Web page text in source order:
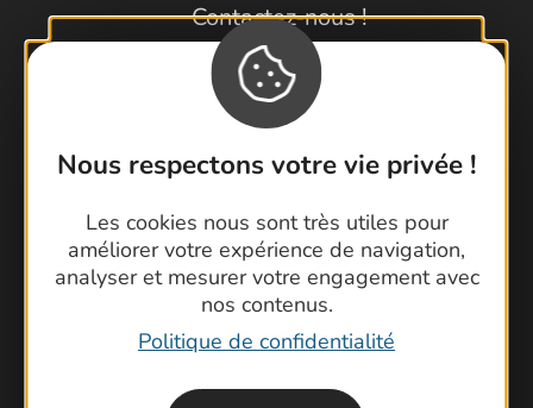
Nous respectons votre vie privée !
Les cookies nous sont très utiles pour
améliorer votre expérience de navigation,
analyser et mesurer votre engagement avec
nos contenus.
Politique de confidentialité
Contactez-nous !
Foire aux questions
Brochures
Cartoguides et Topoguides
Latitude Gard